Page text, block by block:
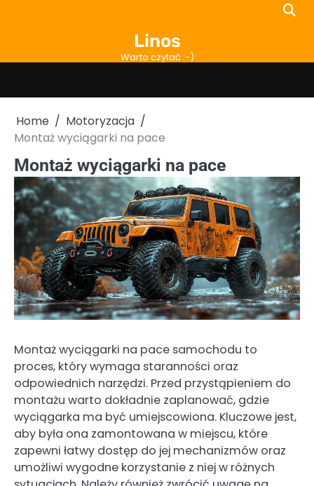
Linos
Warto czytać :-)
Home
Motoryzacja
Montaż wyciągarki na pace
Montaż wyciągarki na pace
Montaż wyciągarki na pace samochodu to
proces, który wymaga staranności oraz
odpowiednich narzędzi. Przed przystąpieniem do
montażu warto dokładnie zaplanować, gdzie
wyciągarka ma być umiejscowiona. Kluczowe jest,
aby była ona zamontowana w miejscu, które
zapewni łatwy dostęp do jej mechanizmów oraz
umożliwi wygodne korzystanie z niej w różnych